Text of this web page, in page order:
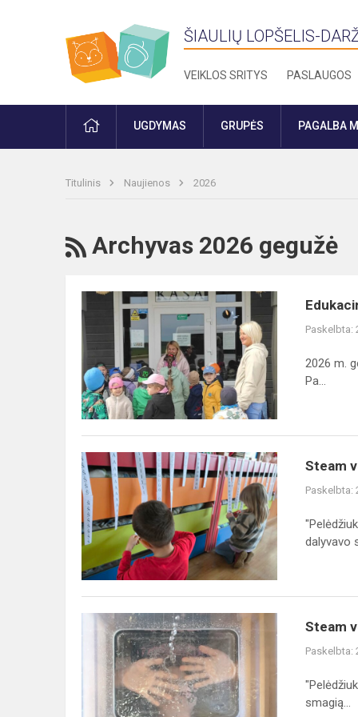
ŠIAULIŲ LOPŠELIS-
VEIKLOS SRITYS PASLAUGOS
PRADŽIAUGDYMAS GRUPĖS PAGALBA
Titulinis Naujienos 2026
RSS
Archyvas 2026 gegužė
Edukacinė
kelionė
alpakų
ūkį.
Paskelbta:
2026 m.
Pa...
Steam
veikla
"Susrask
raidę"
Steam
Paskelbta:
dalyvavo
Steam
veikla
krenta
Steam
Paskelbta:
smagią...